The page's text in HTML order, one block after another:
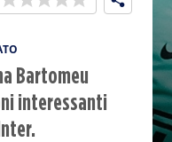
Bartomeu
interessanti